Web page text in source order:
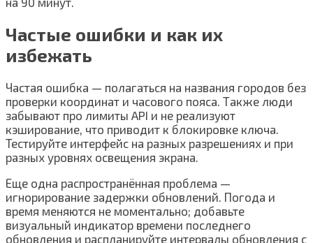
Частые ошибки и как их
избежать
Частая ошибка — полагаться на названия городов без
проверки координат и часового пояса. Также люди
забывают про лимиты API и не реализуют
кэширование, что приводит к блокировке ключа.
Тестируйте интерфейс на разных разрешениях и при
разных уровнях освещения экрана.
Еще одна распространённая проблема —
игнорирование задержки обновлений. Погода и
время меняются не моментально; добавьте
визуальный индикатор времени последнего
обновления и распланируйте интервалы обновления с